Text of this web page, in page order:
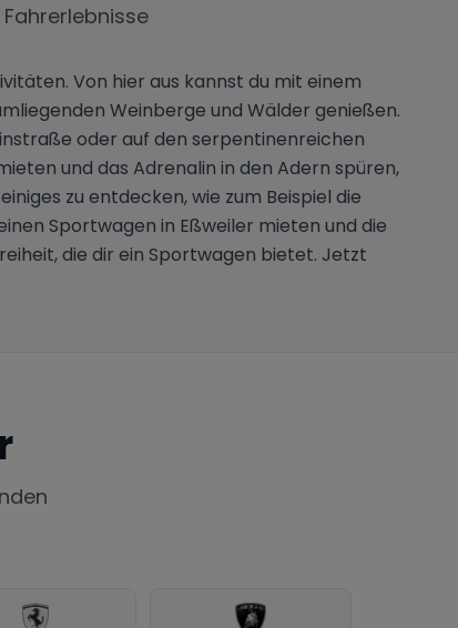
Von hier aus kannst du mit einem
Weinberge und Wälder genießen.
oder auf den serpentinenreichen
und das Adrenalin in den Adern spüren,
zu entdecken, wie zum Beispiel die
Sportwagen in Eßweiler mieten und die
die dir ein Sportwagen bietet. Jetzt